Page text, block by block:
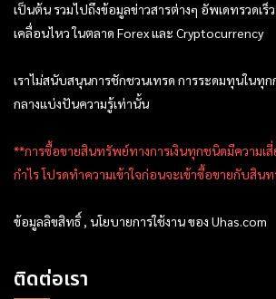
เป็นต้น รวมไปถึงข้อมูลข่าวสารต่างๆ อัพเดทรวดเร็
เคลื่อนไหว ในตลาด Forex และ Cryptocurrency
เราไม่สนับสนุนการชักชวนเทรด การระดมทุนในทุก
กลางแบ่งปันความรู้เท่านั้น
**การซื้อขายสินทรัพย์ทางการเงินทุกชนิดมีความเ
กำไร โปรดทำความเข้าใจก่อนจะเข้าซื้อขายกับสิน
ข้อมูลลิขสิทธิ์ , นโยบายการใช้งาน ของ Uhas.com
ติดต่อเรา